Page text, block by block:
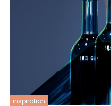
inspiration